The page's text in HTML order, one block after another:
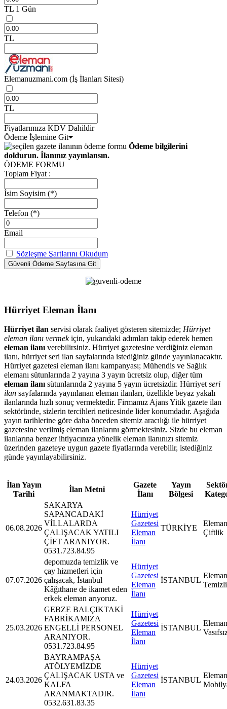
TL 1 Gün
TL
Elemanuzmani.com (İş İlanları Sitesi)
TL
Fiyatlarımıza KDV Dahildir
Ödeme İşlemine Git
Ödeme bilgilerini
doldurun. İlanınız yayınlansın.
ÖDEME FORMU
Toplam Fiyat :
İsim Soyisim (*)
Telefon (*)
Email
Sözleşme Şartlarını Okudum
Hürriyet Eleman İlanı
Hürriyet ilan servisi olarak faaliyet gösteren sitemizde; Hürriyet
eleman ilanı vermekiçin, yukarıdaki adımları takip ederek hemen
eleman ilanı verebilirsiniz. Hürriyet gazetesine verdiğiniz eleman
ilanı, hürriyet seri ilan sayfalarında istediğiniz günde yayınlanacaktır.
Hürriyet gazetesi eleman ilanı kampanyası; Mühendis ve Sağlık
elemanı sütunlarında 2 yayına 3 yayın ücretsiz olup, diğer tüm
eleman ilanı sütunlarında 2 yayına 5 yayın ücretsizdir. Hürriyet seri
ilan sayfalarında yayınlanan eleman ilanları, özellikle beyaz yakalı
ilanlarında hızlı sonuç vermektedir. Firmamız Ajans Yitik gazete ilan
sektöründe, sizlerin tercihleri neticesinde lider konumdadır. Aşağıda
yayın tarihlerine göre daha önceden sitemiz aracılığı ile hürriyet
gazetesine verilmiş eleman ilanlarını görmektesiniz. Sizde bu eleman
ilanlarına benzer ihtiyacınıza yönelik eleman ilanınızı sitemiz
üzerinden gazeteye uygun gazete fiyatlarında verebilir, istediğiniz
günde yayınlayabilirsiniz.
İlan Yayın
Tarihi
İlan Metni
Gazete
İlanı
Yayın
Bölgesi
06.08.2026
SAKARYA
SAPANCADAKİ
VİLLALARDA
ÇALIŞACAK YATILI
ÇİFT ARANIYOR.
0531.723.84.95
Hürriyet
Gazetesi
Eleman
İlanı
TÜRKİYE
Çiftlik
07.07.2026
depomuzda temizlik ve
çay hizmetleri için
çalışacak, İstanbul
Kâğıthane de ikamet eden
erkek eleman arıyoruz.
Hürriyet
Gazetesi
Eleman
İlanı
İSTANBUL
25.03.2026
GEBZE BALÇIKTAKİ
FABRİKAMIZA
ENGELLİ PERSONEL
ARANIYOR.
0531.723.84.95
Hürriyet
Gazetesi
Eleman
İlanı
İSTANBUL
24.03.2026
BAYRAMPAŞA
ATÖLYEMİZDE
ÇALIŞACAK USTA ve
KALFA
ARANMAKTADIR.
0532.631.83.35
Hürriyet
Gazetesi
Eleman
İlanı
İSTANBUL